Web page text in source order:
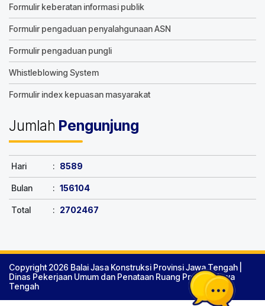
Formulir keberatan informasi publik
Formulir pengaduan penyalahgunaan ASN
Formulir pengaduan pungli
Whistleblowing System
Formulir index kepuasan masyarakat
Jumlah Pengunjung
Hari : 8589
Bulan : 156104
Total : 2702467
Copyright 2026 Balai Jasa Konstruksi Provinsi Jawa Tengah |
Dinas Pekerjaan Umum dan Penataan Ruang Provinsi Jawa
Tengah